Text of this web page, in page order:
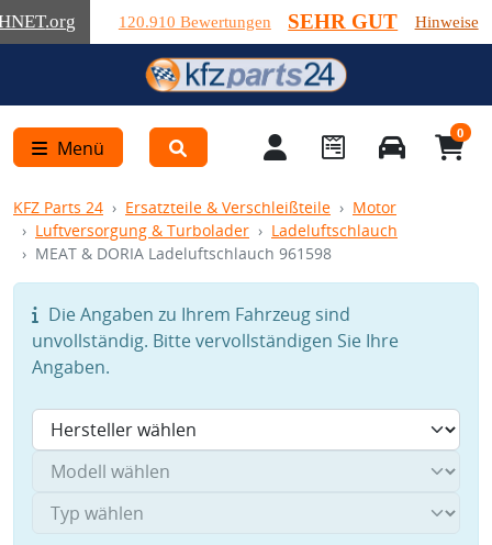
.org 120.910 Bewertungen SEHR GUT Hinweise
Menü
0
KFZ Parts 24 Ersatzteile & Verschleißteile
Motor
Luftversorgung & Turbolader
Ladeluftschlauch
MEAT & DORIA Ladeluftschlauch 961598
Die Angaben zu Ihrem Fahrzeug sind
unvollständig. Bitte vervollständigen Sie Ihre
Angaben.